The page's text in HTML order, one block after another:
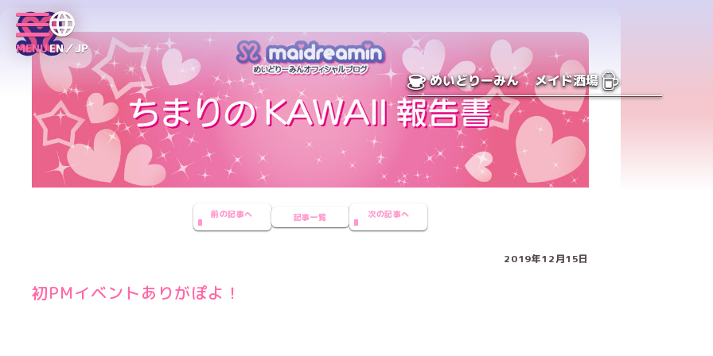
MENUEN／JP
めいどりーみん メイド酒場
前の記事へ 記事一覧 次の記事へ
2019年12月15日
初PMイベントありがぽよ！